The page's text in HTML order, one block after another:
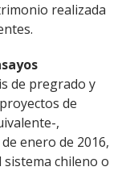
realizada
de pregrado y
de
,
enero de 2016,
chileno o